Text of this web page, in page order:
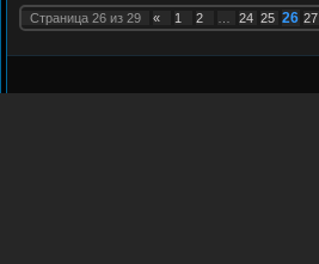
Страница 26 из 29 « 1 2 24 25 26 27